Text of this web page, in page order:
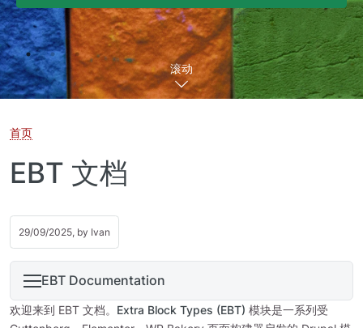
滚动
首页
EBT 文档
29/09/2025, by Ivan
EBT Documentation
欢迎来到 EBT 文档。 Extra Block Types (EBT) 模块是一系列受